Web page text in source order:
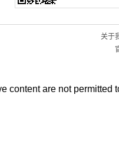
关于
content are not